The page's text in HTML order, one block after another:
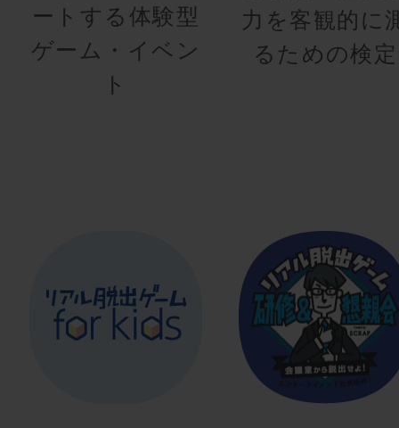
ートする体験型
ゲーム・イベン
ト
力を客観的に
るための検定